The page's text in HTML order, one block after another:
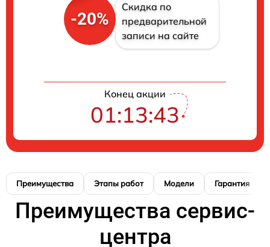
-20%
Скидка по
предварительной
записи на сайте
Конец акции
01:13:42
Преимущества Этапы работ Модели Гарантия
Преимущества сервис-
центра